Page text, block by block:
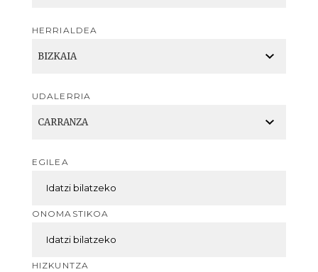
HERRIALDEA
UDALERRIA
EGILEA
ONOMASTIKOA
HIZKUNTZA